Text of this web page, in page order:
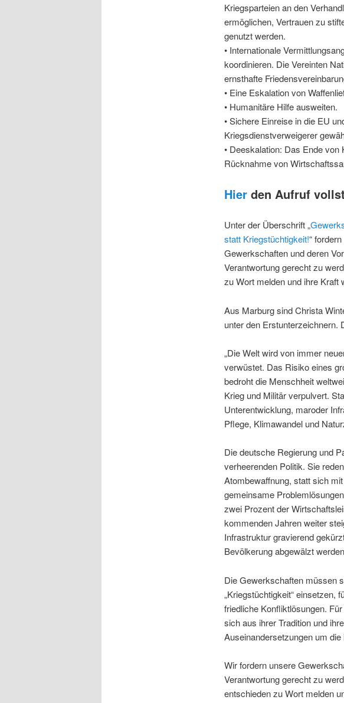
Kriegsparteien an den
ermöglichen, Vertrauen zu
genutzt werden.
• Internationale
koordinieren. Die Vereinten
ernsthafte
• Eine Eskalation von
• Humanitäre Hilfe ausweiten.
• Sichere Einreise in die EU
Kriegsdienstverweigerer
• Deeskalation: Das Ende
Rücknahme von
Hierden Aufruf
Unter der Überschrift „
statt Kriegstüchtigkeit!“
Gewerkschaften und deren
Verantwortung gerecht zu
zu Wort melden und ihre Kraft
Aus Marburg sind Christa
unter den Erstunterzeichnern.
„Die Welt wird von immer
verwüstet. Das Risiko eines
bedroht die Menschheit
Krieg und Militär verpulvert.
Unterentwicklung, maroder
Pflege, Klimawandel und
Die deutsche Regierung und
verheerenden Politik. Sie
Atombewaffnung, statt sich
gemeinsame
zwei Prozent der
kommenden Jahren weiter
Infrastruktur gravierend
Bevölkerung abgewälzt
Die Gewerkschaften müssen
„Kriegstüchtigkeit“ einsetzen,
friedliche Konfliktlösungen.
sich aus ihrer Tradition und
Auseinandersetzungen um
Wir fordern unsere
Verantwortung gerecht zu
entschieden zu Wort melden